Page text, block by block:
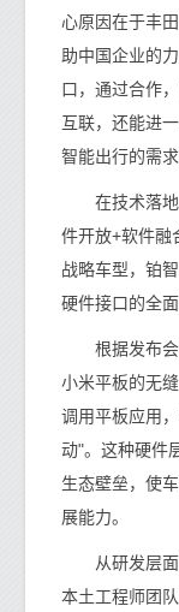
心原因在于丰
助中国企业的
口，通过合作
互联，还能进
智能出行的需求
在技术落地
件开放+软件融
战略车型，铂
硬件接口的全
根据发布会
小米平板的无
调用平板应用
动"。这种硬件
生态壁垒，使
展能力。
从研发层面
本土工程师团